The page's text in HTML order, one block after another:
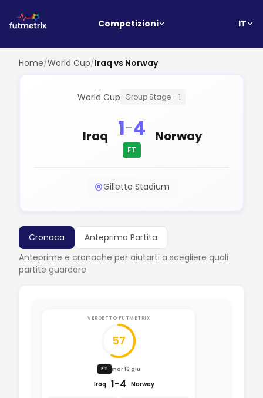
Competizioni IT
Home/World Cup/Iraq vs Norway
World Cup Group Stage - 1
Iraq 1-4
FT
Norway
Gillette Stadium
Cronaca
Anteprima Partita
Anteprime e cronache per aiutarti a scegliere quali
partite guardare
VERDETTO FUTMETRIX
57
FT mar 16 giu
Iraq 1-4 Norway